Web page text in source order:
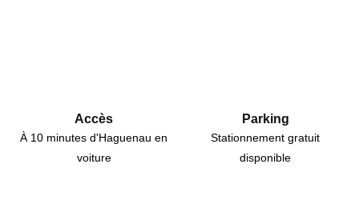
Accès
À 10 minutes d'Haguenau en
voiture
Parking
Stationnement gratuit
disponible